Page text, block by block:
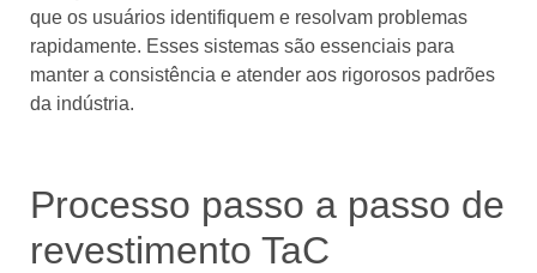
que os usuários identifiquem e resolvam problemas
rapidamente. Esses sistemas são essenciais para
manter a consistência e atender aos rigorosos padrões
da indústria.
Processo passo a passo de
revestimento TaC